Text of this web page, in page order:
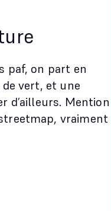
paf, on part en
vert, et une
d’ailleurs. Mention
vraiment